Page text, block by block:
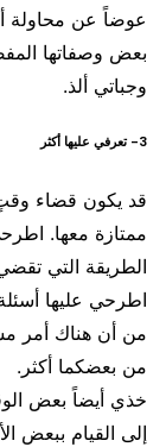
عوضاً عن محاولة
بعض وصفاتها
وجباتي ألذ.
3- تعرفي عليها أكثر
قد يكون قضاء
ممتازة معها.
الطريقة التي
اطرحي عليها
من أن هناك أمر
من بعضكما أكثر.
خذي أيضاً بعض
إلى القيام ببعض